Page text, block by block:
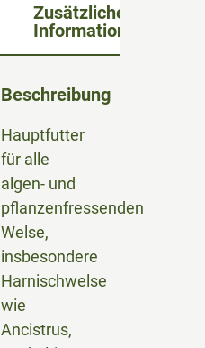
Zusätzliche
Informationen
Beschreibung
Hauptfutter
für alle
algen- und
pflanzenfressenden
Welse,
insbesondere
Harnischwelse
wie
Ancistrus,